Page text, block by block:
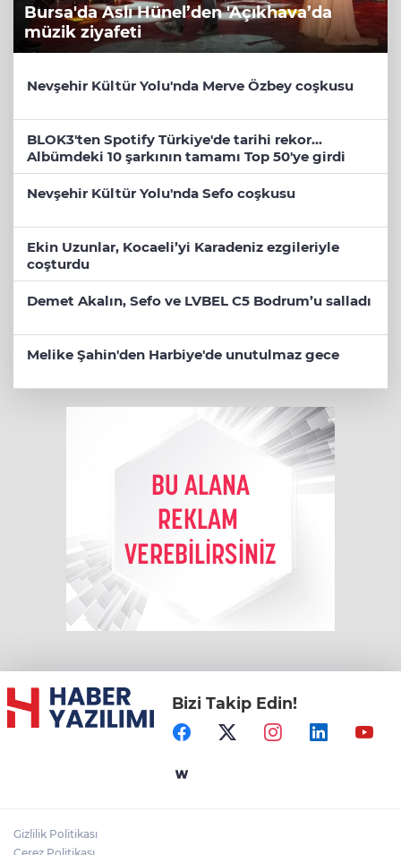
Bursa'da Aslı Hünel’den 'Açıkhava’da
müzik ziyafeti
Nevşehir Kültür Yolu'nda Merve Özbey coşkusu
BLOK3'ten Spotify Türkiye'de tarihi rekor...
Albümdeki 10 şarkının tamamı Top 50'ye girdi
Nevşehir Kültür Yolu'nda Sefo coşkusu
Ekin Uzunlar, Kocaeli’yi Karadeniz ezgileriyle
coşturdu
Demet Akalın, Sefo ve LVBEL C5 Bodrum’u salladı
Melike Şahin'den Harbiye'de unutulmaz gece
Bizi Takip Edin!
Gizlilik Politikası